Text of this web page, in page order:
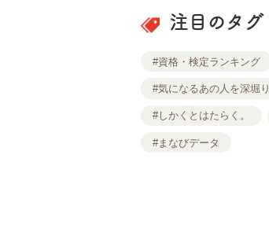
注目のタグ
#資格・検定ランキング
#気になるあの人を深堀り
#しかくとはたらく。
#まなびデータ